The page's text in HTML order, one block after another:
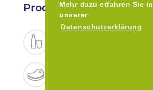
Mehr dazu erfahren Sie in
unserer
Datenschutzerklärung
Produkte